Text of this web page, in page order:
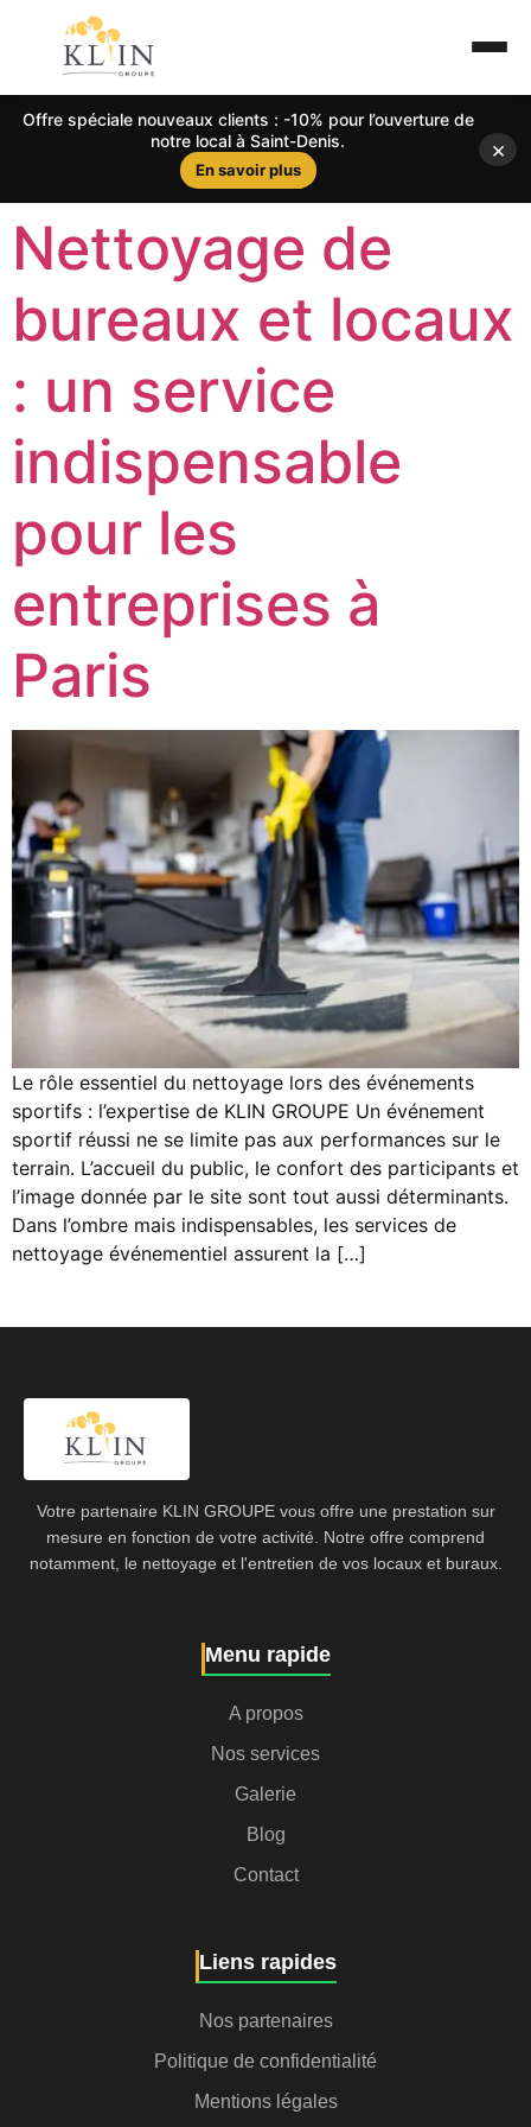
Offre spéciale nouveaux clients : -10% pour l’ouverture de
notre local à Saint-Denis.
En savoir plus
×
Nettoyage de
bureaux et locaux
: un service
indispensable
pour les
entreprises à
Paris
Le rôle essentiel du nettoyage lors des événements
sportifs : l’expertise de KLIN GROUPE Un événement
sportif réussi ne se limite pas aux performances sur le
terrain. L’accueil du public, le confort des participants et
l’image donnée par le site sont tout aussi déterminants.
Dans l’ombre mais indispensables, les services de
nettoyage événementiel assurent la […]
Votre partenaire KLIN GROUPE vous offre une prestation sur
mesure en fonction de votre activité. Notre offre comprend
notamment, le nettoyage et l'entretien de vos locaux et buraux.
Menu rapide
A propos
Nos services
Galerie
Blog
Contact
Liens rapides
Nos partenaires
Politique de confidentialité
Mentions légales